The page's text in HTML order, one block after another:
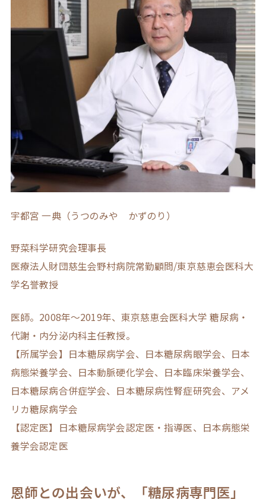
宇都宮 一典（うつのみや かずのり）
野菜科学研究会理事長
医療法人財団慈生会野村病院常勤顧問/東京慈恵会医科大
学名誉教授
医師。2008年～2019年、東京慈恵会医科大学 糖尿病・
代謝・内分泌内科主任教授。
【所属学会】日本糖尿病学会、日本糖尿病眼学会、日本
病態栄養学会、日本動脈硬化学会、日本臨床栄養学会、
日本糖尿病合併症学会、日本糖尿病性腎症研究会、アメ
リカ糖尿病学会
【認定医】日本糖尿病学会認定医・指導医、日本病態栄
養学会認定医
恩師との出会いが、「糖尿病専門医」